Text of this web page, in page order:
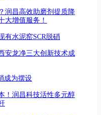
润昌高效助磨剂提质降
大增值服务！
有水泥窑SCR脱硝
安龙净三大创新技术成
成为摆设
！润昌科技活性多元醇